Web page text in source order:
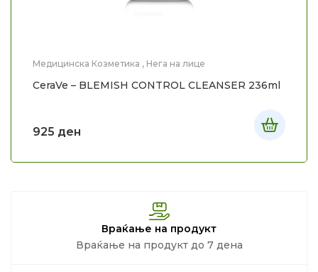
Медицинска Козметика , Нега на лице
CeraVe – BLEMISH CONTROL CLEANSER 236ml
925 ден
Враќање на продукт
Враќање на продукт до 7 дена